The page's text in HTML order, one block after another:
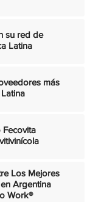
su red de
Latina
más
Los Mejores
Argentina
Work®